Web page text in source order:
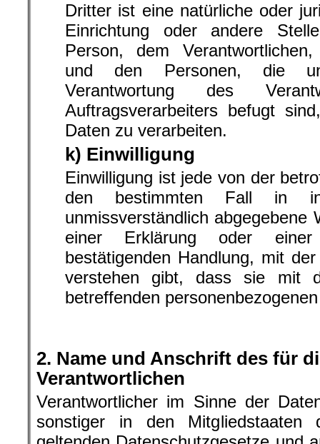
Dritter ist eine natürliche oder
Einrichtung oder andere
Person, dem
und den Personen, die
Verantwortung des
Auftragsverarbeiters befugt
Daten zu verarbeiten.
k) Einwilligung
Einwilligung ist jede von der
den bestimmten Fall in
unmissverständlich abgegebene
einer Erklärung oder einer
bestätigenden Handlung, mit
verstehen gibt, dass sie mit
betreffenden
2. Name und Anschrift des für
Verantwortlichen
Verantwortlicher im Sinne der
sonstiger in den Mitgliedstaaten